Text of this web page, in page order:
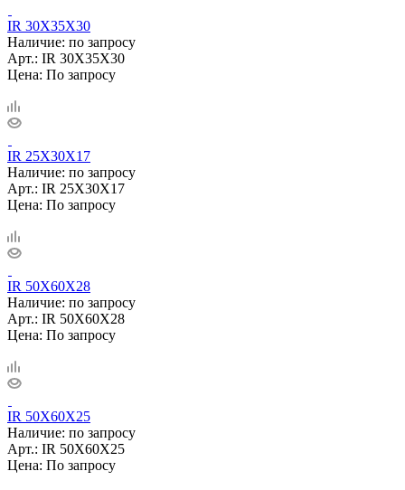
IR 30X35X30
Наличие: по запросу
Арт.: IR 30X35X30
Цена: По запросу
IR 25X30X17
Наличие: по запросу
Арт.: IR 25X30X17
Цена: По запросу
IR 50X60X28
Наличие: по запросу
Арт.: IR 50X60X28
Цена: По запросу
IR 50X60X25
Наличие: по запросу
Арт.: IR 50X60X25
Цена: По запросу